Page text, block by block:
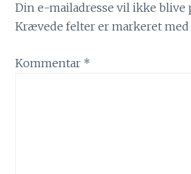
Din e-mailadresse vil ikke blive
Krævede felter er markeret med
Kommentar *